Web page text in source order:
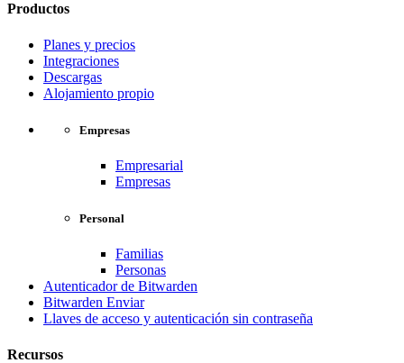
Productos
Planes y precios
Integraciones
Descargas
Alojamiento propio
Empresas
Empresarial
Empresas
Personal
Familias
Personas
Autenticador de Bitwarden
Bitwarden Enviar
Llaves de acceso y autenticación sin contraseña
Recursos